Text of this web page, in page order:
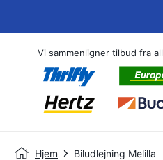
Vi sammenligner tilbud fra
Hjem Biludlejning Melilla